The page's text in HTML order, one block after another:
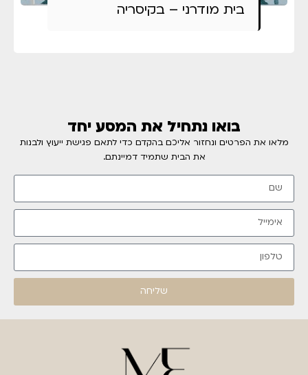
בית מודרני – בקיסריה
בואו נתחיל את המסע יחד
מלאו את הפרטים ונחזור אליכם בהקדם כדי לתאם פגישת ייעוץ ולבנות
את הבית שתמיד דמיינתם.
שליחה